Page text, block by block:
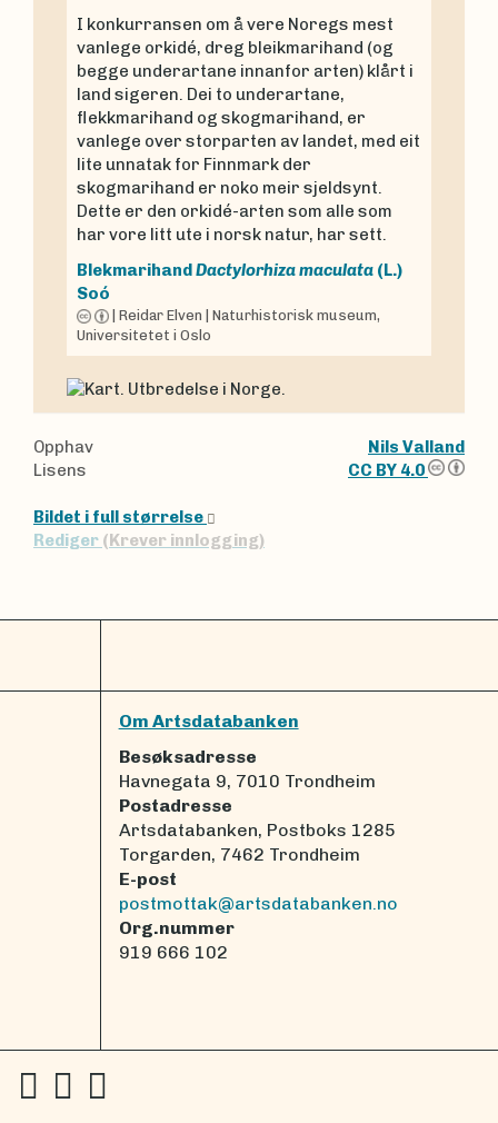
I konkurransen om å vere Noregs mest
vanlege orkidé, dreg bleikmarihand (og
begge underartane innanfor arten) klårt i
land sigeren. Dei to underartane,
flekkmarihand og skogmarihand, er
vanlege over storparten av landet, med eit
lite unnatak for Finnmark der
skogmarihand er noko meir sjeldsynt.
Dette er den orkidé-arten som alle som
har vore litt ute i norsk natur, har sett.
BlekmarihandDactylorhiza maculata (L.)
Soó
| Reidar Elven | Naturhistorisk museum,
Universitetet i Oslo
Opphav
Nils Valland
Lisens
CC BY 4.0
Bildet i full størrelse
Rediger (Krever innlogging)
Om Artsdatabanken
Besøksadresse
Havnegata 9, 7010 Trondheim
Postadresse
Artsdatabanken, Postboks 1285
Torgarden, 7462 Trondheim
E-post
postmottak@artsdatabanken.no
Org.nummer
919 666 102